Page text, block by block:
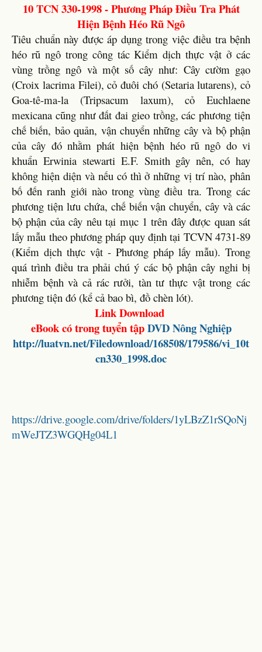
10 TCN 330-1998 - Phương Pháp Điều Tra Phát
Hiện Bệnh Héo Rũ Ngô
Tiêu chuẩn này được áp dụng trong việc điều tra bệnh
héo rũ ngô trong công tác Kiểm dịch thực vật ở các
vùng trồng ngô và một số cây như: Cây cườm gạo
(Croix lacrima Filei), cỏ đuôi chó (Setaria lutarens), cỏ
Goa-tê-ma-la (Tripsacum laxum), cỏ Euchlaene
mexicana cũng như đất đai gieo trồng, các phương tiện
chế biến, bảo quản, vận chuyển những cây và bộ phận
của cây đó nhằm phát hiện bệnh héo rũ ngô do vi
khuẩn Erwinia stewarti E.F. Smith gây nên, có hay
không hiện diện và nếu có thì ở những vị trí nào, phân
bố đến ranh giới nào trong vùng điều tra. Trong các
phương tiện lưu chứa, chế biến vận chuyển, cây và các
bộ phận của cây nêu tại mục 1 trên đây được quan sát
lấy mẫu theo phương pháp quy định tại TCVN 4731-89
(Kiểm dịch thực vật - Phương pháp lấy mẫu). Trong
quá trình điều tra phải chú ý các bộ phận cây nghi bị
nhiễm bệnh và cả rác rưởi, tàn tư thực vật trong các
phương tiện đó (kể cả bao bì, đồ chèn lót).
Link Download
eBook có trong tuyển tậpDVD Nông Nghiệp
http://luatvn.net/Filedownload/168508/179586/vi_10t
cn330_1998.doc
https://drive.google.com/drive/folders/1yLBzZ1rSQoNj
mWeJTZ3WGQHg04L1